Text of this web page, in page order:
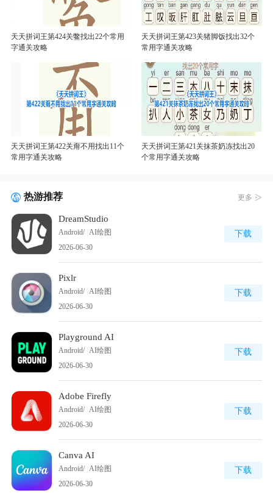
天天拼词王第424关鳖找出22个常用
字通关攻略
天天拼词王第423关猪脚饭找出32个
常用字通关攻略
天天拼词王第422关甭不用找出11个
常用字通关攻略
天天拼词王第421关抹茶奶冻找出20
个常用字通关攻略
热游推荐 更多
DreamStudio
Android/ AI绘图
2026-06-30
下载
Pixlr
Android/ AI绘图
2026-06-30
下载
Playground AI
Android/ AI绘图
2026-06-30
下载
Adobe Firefly
Android/ AI绘图
2026-06-30
下载
Canva AI
Android/ AI绘图
2026-06-30
下载